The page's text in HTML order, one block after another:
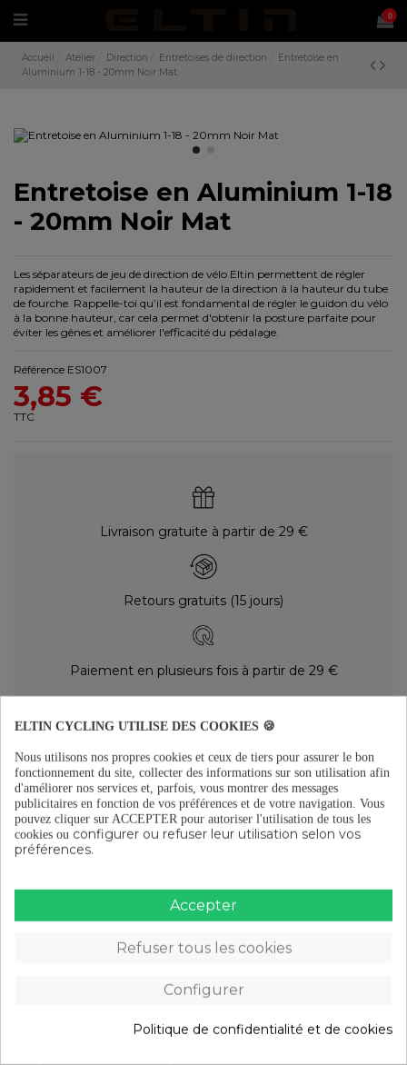
0
Accueil Atelier Direction Entretoises de direction
Entretoise en
Aluminium 1-18 - 20mm Noir Mat
Entretoise en Aluminium 1-18
- 20mm Noir Mat
Les séparateurs de jeu de direction de vélo Eltin permettent de régler
rapidement et facilement la hauteur de la direction à la hauteur du tube
de fourche. Rappelle-toi qu’il est fondamental de régler le guidon du vélo
à la bonne hauteur, car cela permet d'obtenir la posture parfaite pour
éviter les gênes et améliorer l'efficacité du pédalage.
Référence ES1007
3,85 €
TTC
Livraison gratuite à partir de 29 €
Retours gratuits (15 jours)
Paiement en plusieurs fois à partir de 29 €
DESCRIPTION
Matériel: AluminiumFinition : Noir matPoids : 14g
DÉTAILS DU PRODUIT
REVIEWS (0)
Les clients qui ont acheté ce produit ont
également acheté :
- 10mm Noir Mat
ELTIN CYCLING UTILISE DES COOKIES 🍪
Nous utilisons nos propres cookies et ceux de tiers pour assurer le bon
fonctionnement du site, collecter des informations sur son utilisation afin
d'améliorer nos services et, parfois, vous montrer des messages
publicitaires en fonction de vos préférences et de votre navigation. Vous
pouvez cliquer sur ACCEPTER pour autoriser l'utilisation de tous les
cookies ou configurer ou refuser leur utilisation selon vos
préférences.
Accepter
Refuser tous les cookies
Configurer
Politique de confidentialité et de cookies